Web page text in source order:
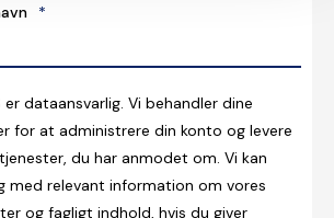
*
er dataansvarlig. Vi behandler dine
for at administrere din konto og levere
du har anmodet om. Vi kan
med relevant information om vores
og fagligt indhold, hvis du giver